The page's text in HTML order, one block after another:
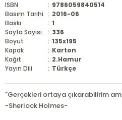
ISBN : 9786059840514
Basım Tarihi : 2016-06
Baskı
: 1
Sayfa Sayısı
: 336
Boyut
: 135x195
Kapak
: Karton
Kağıt
: 2.Hamur
Yayın Dili
: Türkçe
"Gerçekleri ortaya çıkarabilirim
-Sherlock Holmes-